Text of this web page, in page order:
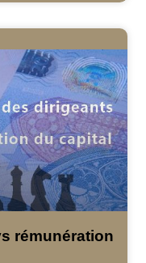
rémunération